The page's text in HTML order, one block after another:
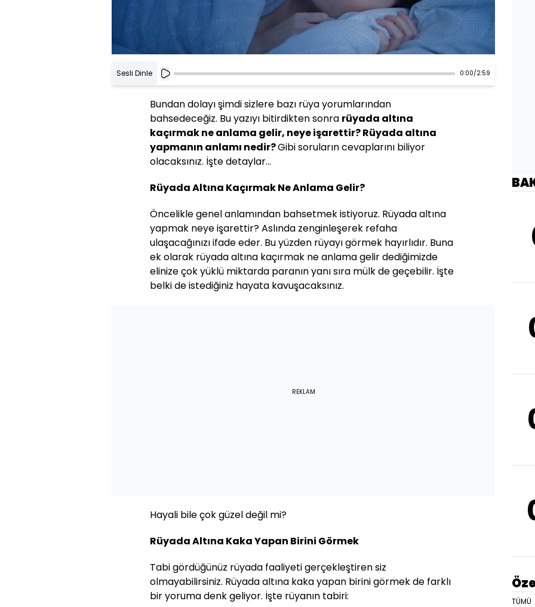
Sesli Dinle 0:00/2:59
Bundan dolayı şimdi sizlere bazı rüya yorumlarından
bahsedeceğiz. Bu yazıyı bitirdikten sonra rüyada altına
kaçırmak ne anlama gelir, neye işarettir? Rüyada altına
yapmanın anlamı nedir?Gibi soruların cevaplarını biliyor
olacaksınız. İşte detaylar...
Rüyada Altına Kaçırmak Ne Anlama Gelir?
Öncelikle genel anlamından bahsetmek istiyoruz. Rüyada altına
yapmak neye işarettir? Aslında zenginleşerek refaha
ulaşacağınızı ifade eder. Bu yüzden rüyayı görmek hayırlıdır. Buna
ek olarak rüyada altına kaçırmak ne anlama gelir dediğimizde
elinize çok yüklü miktarda paranın yanı sıra mülk de geçebilir. İşte
belki de istediğiniz hayata kavuşacaksınız.
REKLAM
Hayali bile çok güzel değil mi?
Rüyada Altına Kaka Yapan Birini Görmek
Tabi gördüğünüz rüyada faaliyeti gerçekleştiren siz
olmayabilirsiniz. Rüyada altına kaka yapan birini görmek de farklı
bir yoruma denk geliyor. İşte rüyanın tabiri:
TÜMÜ